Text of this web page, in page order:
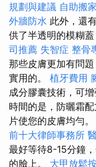
規劃與建議 自助搬家
外牆防水 此外，還
供了半透明的模糊蓋
司推薦 失智症 整骨
那些皮膚更加有問
實用的。 植牙費用
成分膠囊技術，可
時間的是，防曬霜
片使您的皮膚均勻。
前十大律師事務所
最好等待8-15分鐘
的臉上。 大甲放鬆